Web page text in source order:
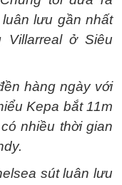
lưu gần nhất
Villarreal ở Siêu
hàng ngày với
Kepa bắt 11m
nhiều thời gian
sút luân lưu